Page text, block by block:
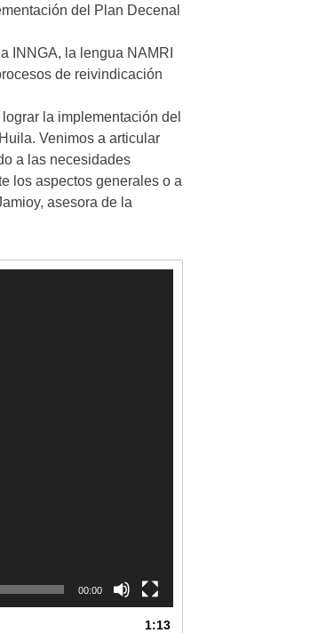
del Plan Decenal
INNGA, la lengua NAMRI
de reivindicación
la implementación del
Venimos a articular
a las necesidades
los aspectos generales o a
asesora de la
00:00
1:13